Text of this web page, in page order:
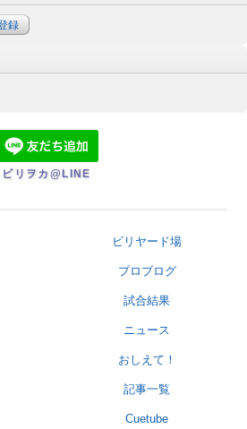
録
ビリヲカ@LINE
ビリヤード場
プロブログ
試合結果
ニュース
おしえて！
記事一覧
Cuetube